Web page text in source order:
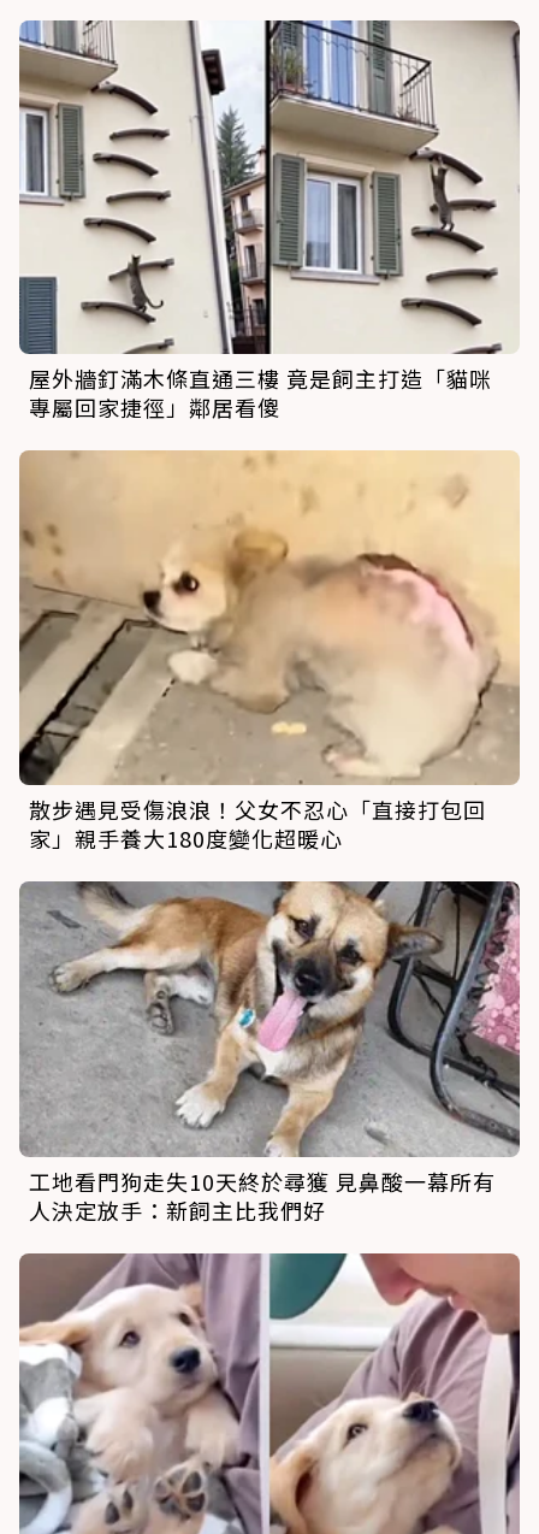
屋外牆釘滿木條直通三樓 竟是飼主打造「貓咪
專屬回家捷徑」鄰居看傻
散步遇見受傷浪浪！父女不忍心「直接打包回
家」親手養大180度變化超暖心
工地看門狗走失10天終於尋獲 見鼻酸一幕所有
人決定放手：新飼主比我們好